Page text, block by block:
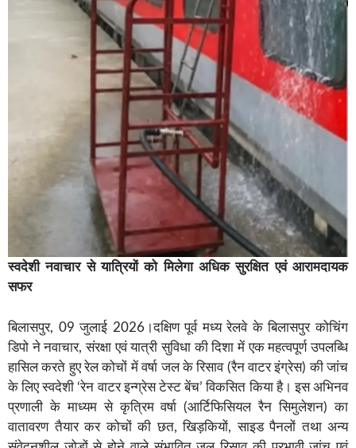
स्वदेशी नवाचार से यात्रियों को मिलेगा अधिक सुरक्षित एवं आरामदायक
सफर
बिलासपुर, 09 जुलाई 2026।दक्षिण पूर्व मध्य रेलवे के बिलासपुर कोचिंग
डिपो ने नवाचार, संरक्षा एवं यात्री सुविधा की दिशा में एक महत्वपूर्ण उपलब्धि
हासिल करते हुए रेल कोचों में वर्षा जल के रिसाव (रैन वाटर इंग्रेस) की जांच
के लिए स्वदेशी ‘रेन वाटर इन्ग्रेस टेस्ट बेंच’ विकसित किया है। इस अभिनव
प्रणाली के माध्यम से कृत्रिम वर्षा (आर्टिफिसियल रैन सिमुलेशन) का
वातावरण तैयार कर कोचों की छत, खिड़कियों, साइड पैनलों तथा अन्य